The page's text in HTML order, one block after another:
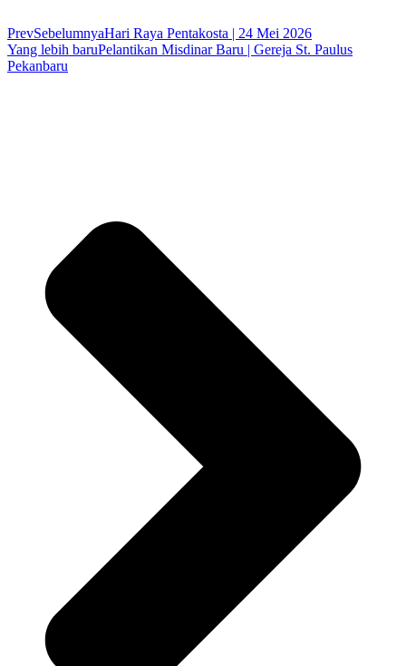
PrevSebelumnyaHari Raya Pentakosta | 24 Mei 2026
Yang lebih baruPelantikan Misdinar Baru | Gereja St. Paulus
Pekanbaru